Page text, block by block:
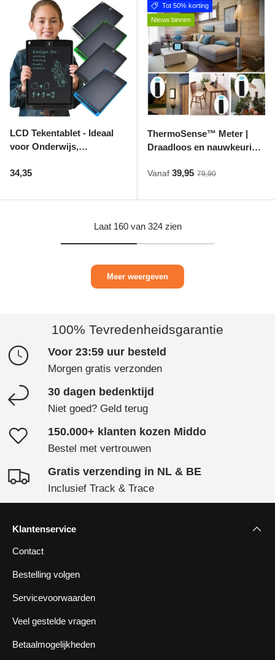
LCD Tekentablet - Ideaal
voor Onderwijs,
Thuisgebruik
Reguliere prijs
34,35
Tot 50% korting
Nieuw binnen
ThermoSense™ Meter |
Draadloos en nauwkeurige
Luchtvochtigheid meting
Verkoopprijs
Vanaf 39,95 Reguliere prijs
79,90
Laat 160 van 324 zien
Meer weergeven
100% Tevredenheidsgarantie
Voor 23:59 uur besteld
Morgen gratis verzonden
30 dagen bedenktijd
Niet goed? Geld terug
150.000+ klanten kozen Middo
Bestel met vertrouwen
Gratis verzending in NL & BE
Inclusief Track & Trace
Klantenservice
Contact
Bestelling volgen
Servicevoorwaarden
Veel gestelde vragen
Betaalmogelijkheden